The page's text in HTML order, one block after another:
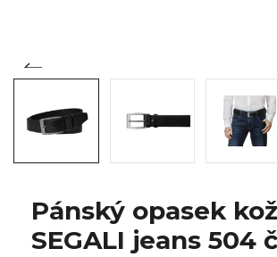
Pánský opasek
SEGALI jeans 504